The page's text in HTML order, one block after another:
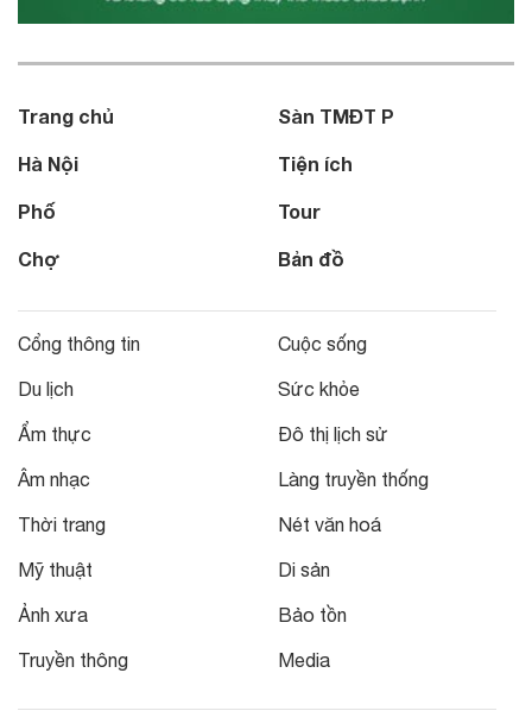
Trang chủ
Hà Nội
Phố
Chợ
Sàn TMĐT P
Tiện ích
Tour
Bản đồ
Cổng thông tin
Du lịch
Ẩm thực
Âm nhạc
Thời trang
Mỹ thuật
Ảnh xưa
Truyền thông
Cuộc sống
Sức khỏe
Đô thị lịch sử
Làng truyền thống
Nét văn hoá
Di sản
Bảo tồn
Media